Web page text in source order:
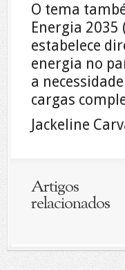
O tema
Energia 2035
estabelece
energia no
a
cargas
Jackeline
Artigos
relacionados